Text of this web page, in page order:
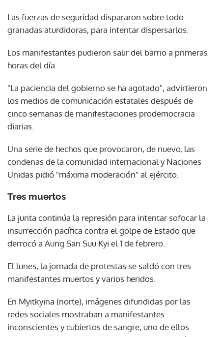
Las fuerzas de seguridad dispararon sobre todo
granadas aturdidoras, para intentar dispersarlos.
Los manifestantes pudieron salir del barrio a primeras
horas del día.
"La paciencia del gobierno se ha agotado", advirtieron
los medios de comunicación estatales después de
cinco semanas de manifestaciones prodemocracia
diarias.
Una serie de hechos que provocaron, de nuevo, las
condenas de la comunidad internacional y Naciones
Unidas pidió "máxima moderación" al ejército.
Tres muertos
La junta continúa la represión para intentar sofocar la
insurrección pacífica contra el golpe de Estado que
derrocó a Aung San Suu Kyi el 1 de febrero.
El lunes, la jornada de protestas se saldó con tres
manifestantes muertos y varios heridos.
En Myitkyina (norte), imágenes difundidas por las
redes sociales mostraban a manifestantes
inconscientes y cubiertos de sangre, uno de ellos